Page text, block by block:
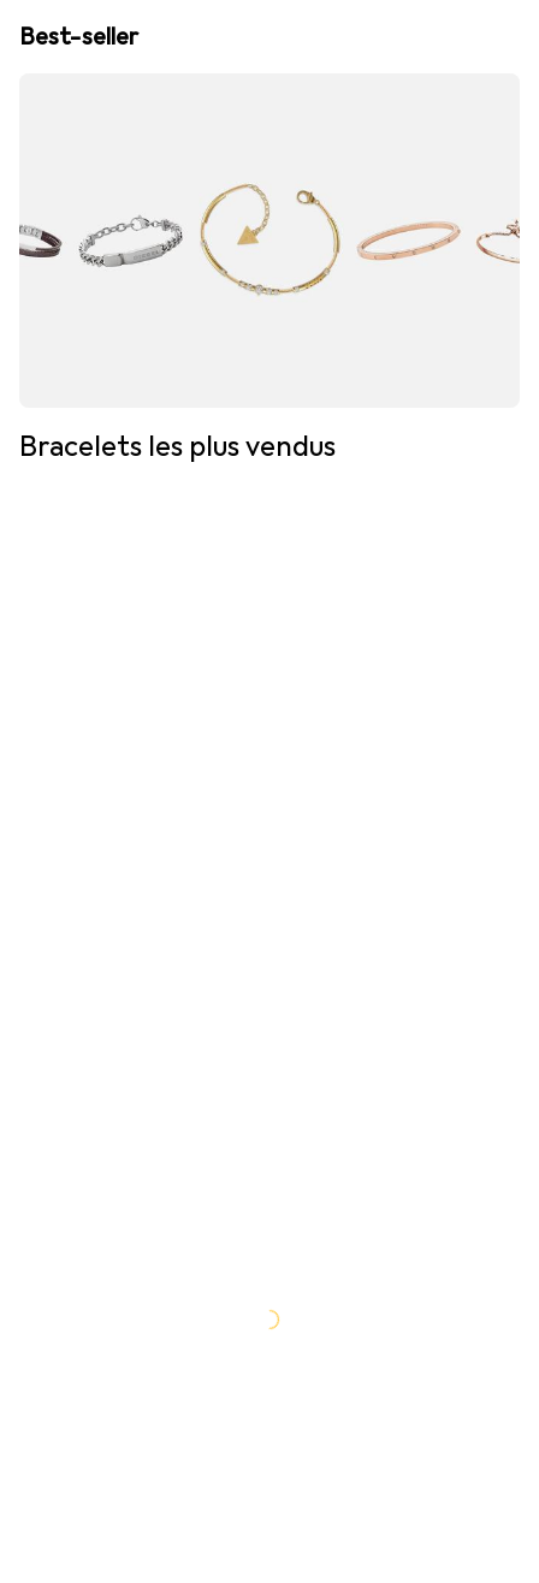
Best-seller
Bracelets les plus vendus